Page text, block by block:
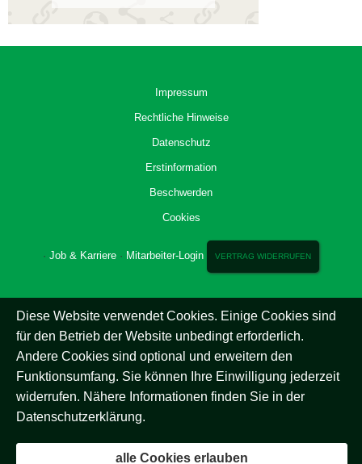
Impressum
Rechtliche Hinweise
Datenschutz
Erstinformation
Beschwerden
Cookies
· Job & Karriere · Mitarbeiter-Login VERTRAG WIDERRUFEN
Diese Website verwendet Cookies. Einige Cookies sind
für den Betrieb der Website unbedingt erforderlich.
Andere Cookies sind optional und erweitern den
Funktionsumfang. Sie können Ihre Einwilligung jederzeit
widerrufen. Nähere Informationen finden Sie in der
Datenschutzerklärung.
alle Cookies erlauben